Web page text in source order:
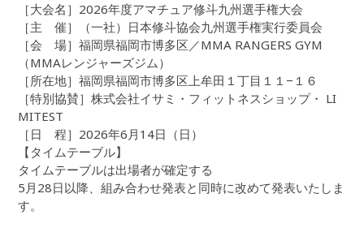
［大会名］2026年度アマチュア修斗九州選手権大会
［主 催］（一社）日本修斗協会九州選手権実行委員会
［会 場］福岡県福岡市博多区／MMA RANGERS GYM
（MMAレンジャーズジム）
［所在地］福岡県福岡市博多区上牟田１丁目１１−１６
［特別協賛］株式会社イサミ・フィットネスショップ・ LI
MITEST
［日 程］2026年6月14日（日）
【タイムテーブル】
タイムテーブルは出場者が確定する
5月28日以降、組み合わせ発表と同時に改めて発表いたしま
す。